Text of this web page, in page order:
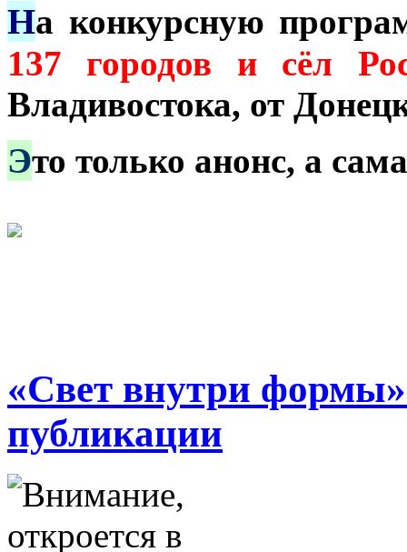
На конкурсную
137 городов и сёл
Владивостока, от
Это только анонс, а
«Свет внутри
публикации